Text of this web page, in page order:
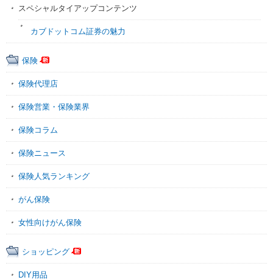
スペシャルタイアップコンテンツ
カブドットコム証券の魅力
保険
保険代理店
保険営業・保険業界
保険コラム
保険ニュース
保険人気ランキング
がん保険
女性向けがん保険
ショッピング
DIY用品